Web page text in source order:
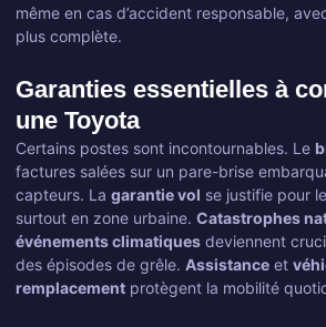
même en cas d’accident responsable,
plus complète.
Garanties essentielles à
une Toyota
Certains postes sont incontournables. Le
factures salées sur un pare-brise
capteurs. La garantie vol se justifie pour
surtout en zone urbaine. Catastrophes
événements climatiques deviennent
des épisodes de grêle. Assistance et
remplacement protègent la mobilité